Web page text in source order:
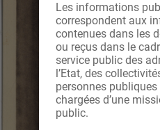
Les informations
correspondent aux
contenues dans les
ou reçus dans le
service public des
l’Etat, des
personnes
chargées d’une
public.